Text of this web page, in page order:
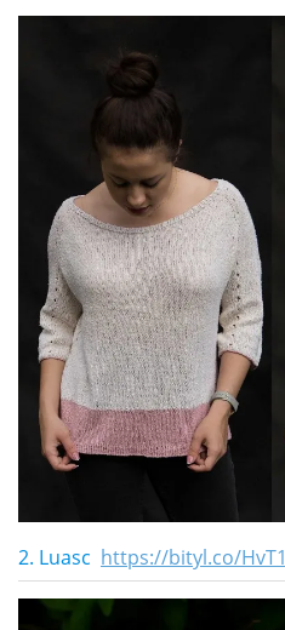
2. Luasc https://bityl.co/HvT1